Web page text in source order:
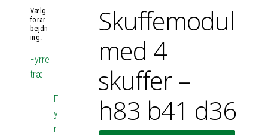
Skuffemodul
med 4
skuffer –
h83 b41 d36
Vælg
forar
bejdn
ing:
Fyrre
træ
F
y
r